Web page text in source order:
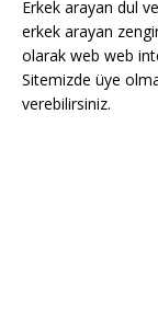
Erkek arayan dul
erkek arayan
olarak web web
Sitemizde üye
verebilirsiniz.